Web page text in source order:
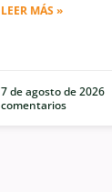
LEER MÁS »
7 de agosto de 2026
comentarios